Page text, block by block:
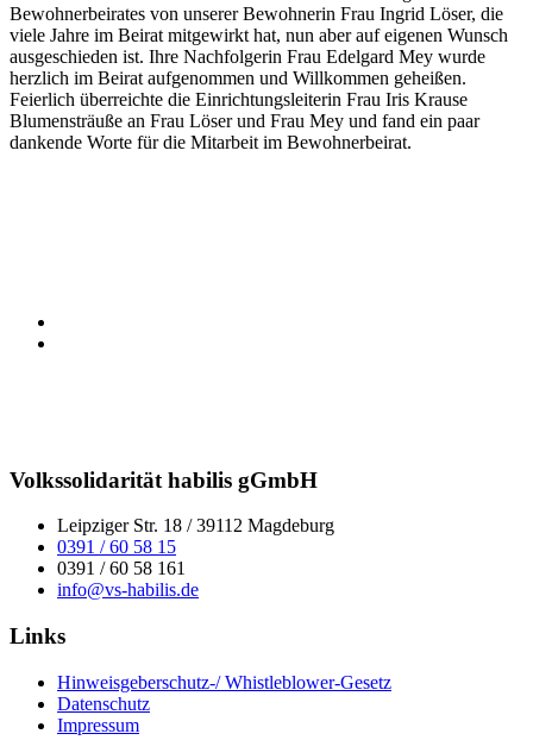
Bewohnerbeirates von unserer Bewohnerin Frau Ingrid Löser, die
viele Jahre im Beirat mitgewirkt hat, nun aber auf eigenen Wunsch
ausgeschieden ist. Ihre Nachfolgerin Frau Edelgard Mey wurde
herzlich im Beirat aufgenommen und Willkommen geheißen.
Feierlich überreichte die Einrichtungsleiterin Frau Iris Krause
Blumensträuße an Frau Löser und Frau Mey und fand ein paar
dankende Worte für die Mitarbeit im Bewohnerbeirat.
Volkssolidarität habilis gGmbH
Leipziger Str. 18 / 39112 Magdeburg
0391 / 60 58 15
0391 / 60 58 161
info@vs-habilis.de
Links
Hinweisgeberschutz-/ Whistleblower-Gesetz
Datenschutz
Impressum